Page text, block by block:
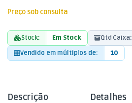
Preço sob consulta
Stock: Em Stock Qtd Caixa:
Vendido em múltiplos de:
10
Descrição Detalhes